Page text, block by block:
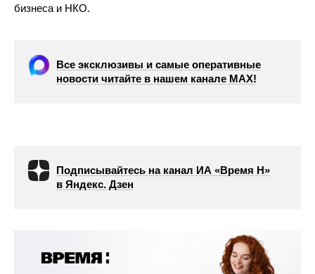
бизнеса и НКО.
Все эксклюзивы и самые оперативные
новости читайте в нашем канале МАХ!
Подписывайтесь на канал ИА «Время Н»
в Яндекс. Дзен